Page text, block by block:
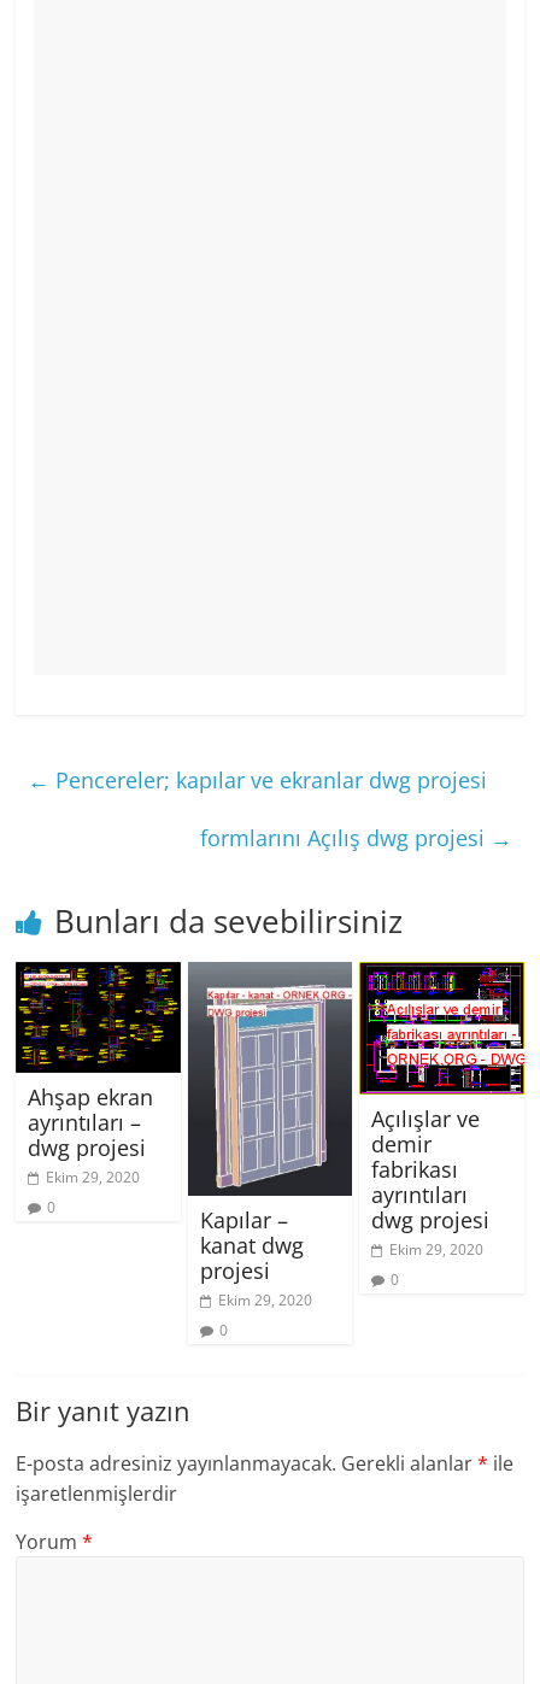
← Pencereler; kapılar ve ekranlar dwg projesi
formlarını Açılış dwg projesi →
Bunları da sevebilirsiniz
Ahşap ekran
ayrıntıları –
dwg projesi
Ekim 29, 2020
0
Kapılar –
kanat dwg
projesi
Ekim 29, 2020
0
Açılışlar ve
demir
fabrikası
ayrıntıları
dwg projesi
Ekim 29, 2020
0
Bir yanıt yazın
E-posta adresiniz yayınlanmayacak. Gerekli alanlar* ile
işaretlenmişlerdir
Yorum*